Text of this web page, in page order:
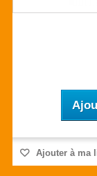
Ajouter à ma